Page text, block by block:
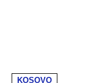
KOSOVO